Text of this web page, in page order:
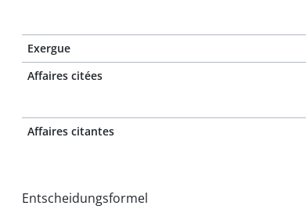
Exergue
Affaires citées
Affaires citantes
Entscheidungsformel